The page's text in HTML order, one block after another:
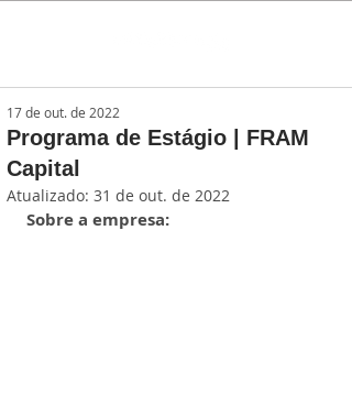
Programa de Estágio | FRAM
Capital
17 de out. de 2022
Atualizado: 31 de out. de 2022
Sobre a empresa: